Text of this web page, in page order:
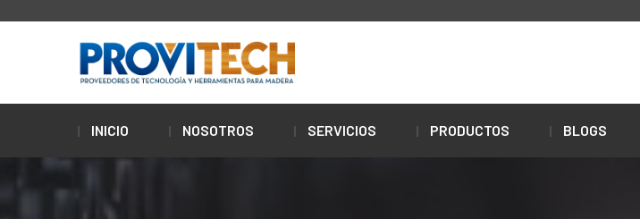
INICIO NOSOTROS SERVICIOS PRODUCTOS BLOGS